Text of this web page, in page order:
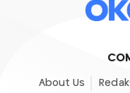
About Us